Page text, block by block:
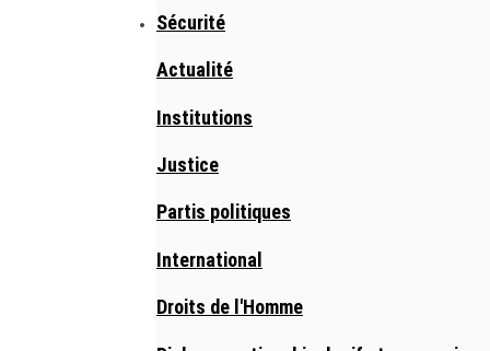
Sécurité
Actualité
Institutions
Justice
Partis politiques
International
Droits de l'Homme